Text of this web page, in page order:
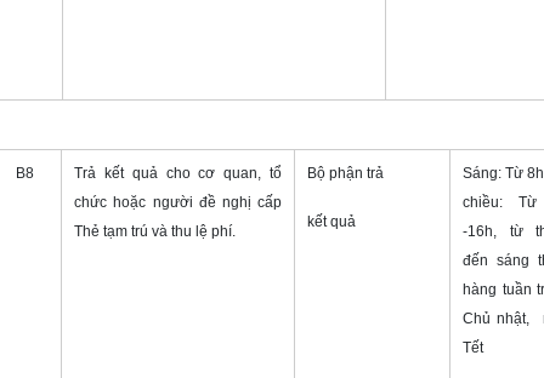
B8
Trả kết quả cho cơ quan, tổ
chức hoặc người đề nghị cấp
Thẻ tạm trú và thu lệ phí.
Bộ phận trả
kết quả
Sáng: Từ
chiều: Từ
-16h, từ
đến sáng
hàng tuần
Chủ nhật,
Tết